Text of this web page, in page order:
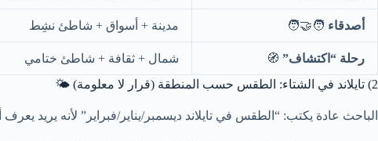
أصدقاء 🧑‍🤝‍🧑 مدينة + أسواق + شاطئ نشِط
رحلة “اكتشاف” 🧭 شمال + ثقافة + شاطئ ختامي
2) تايلاند في الشتاء: الطقس حسب المنطقة (قرار لا معلومة) 🌤️
الباحث عادة يكتب: “الطقس في تايلاند ديسمبر/يناير/فبراير” لأنه